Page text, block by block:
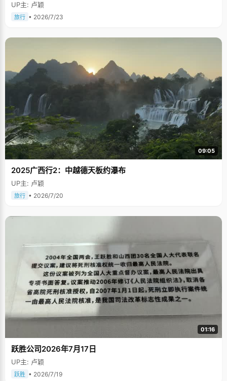
UP主: 卢颖
旅行 • 2026/7/23
09:05
2025广西行2：中越德天板约瀑布
UP主: 卢颖
旅行 • 2026/7/20
01:16
跃胜公司2026年7月17日
UP主: 卢颖
跃胜 • 2026/7/19